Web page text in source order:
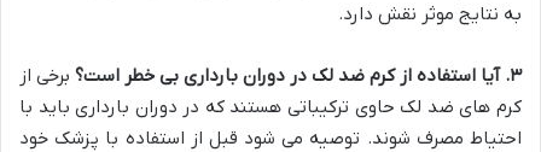
به نتایج موثر نقش دارد.
۳.آیا استفاده از کرم ضد لک در دوران بارداری بی خطر است؟ برخی از
کرم های ضد لک حاوی ترکیباتی هستند که در دوران بارداری باید با
احتیاط مصرف شوند. توصیه می شود قبل از استفاده با پزشک خود